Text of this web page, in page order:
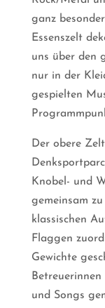
ganz
Essenszelt
uns über den
nur in der
gespielten
Der obere
Knobel- und
gemeinsam
klassischen
Flaggen
Gewichte
und Songs